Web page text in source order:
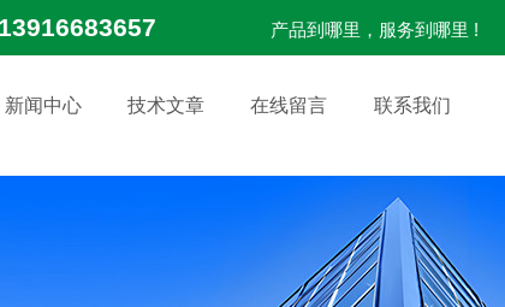
13916683657 产品到哪里，服务到哪里 !
新闻中心 技术文章 在线留言 联系我们